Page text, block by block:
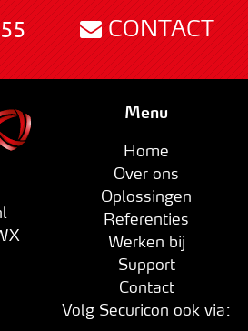
CONTACT
Menu
Home
Over ons
Oplossingen
Referenties
Werken bij
Support
Contact
Volg Securicon ook via: